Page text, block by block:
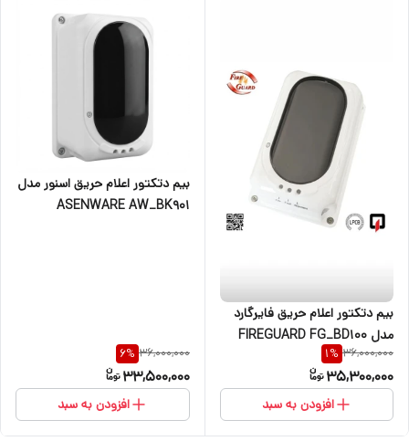
بیم دتکتور اعلام حریق فایرگارد
مدل FIREGUARD FG_BD100
36,000,000
1%
35,300,000
افزودن به سبد
بیم دتکتور اعلام حریق اسنور مدل
ASENWARE AW_BK901
36,000,000
6%
33,500,000
افزودن به سبد